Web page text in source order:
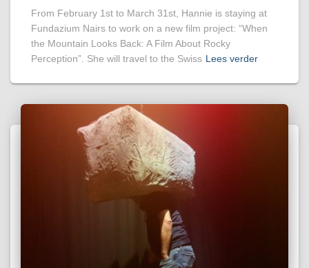
From February 1st to March 31st, Hannie is staying at
Fundazium Nairs to work on a new film project: “When
the Mountain Looks Back: A Film About Rocky
Perception”. She will travel to the Swiss Lees verder